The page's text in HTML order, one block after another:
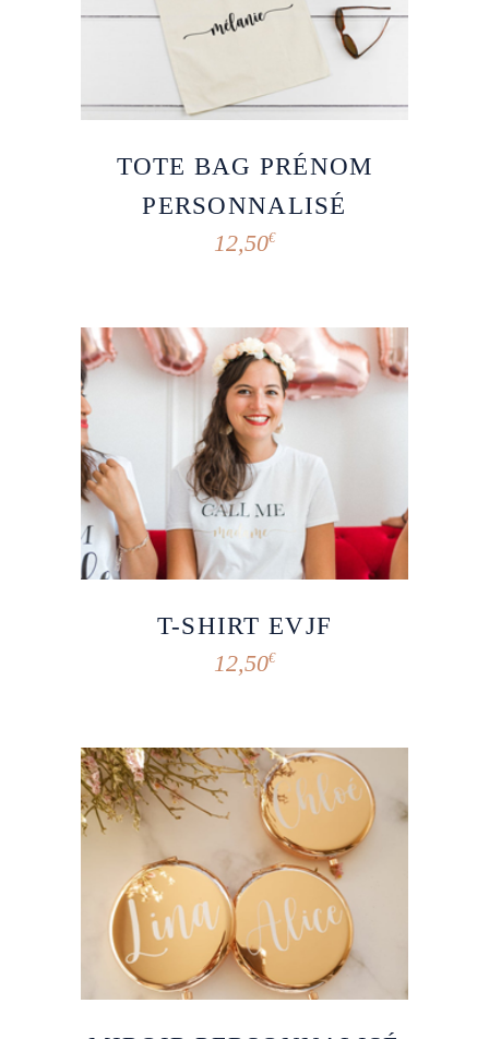
TOTE BAG PRÉNOM
PERSONNALISÉ
12,50€
T-SHIRT EVJF
12,50€